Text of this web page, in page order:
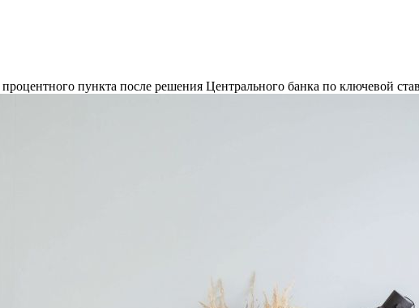
пункта после решения Центрального банка по ключевой